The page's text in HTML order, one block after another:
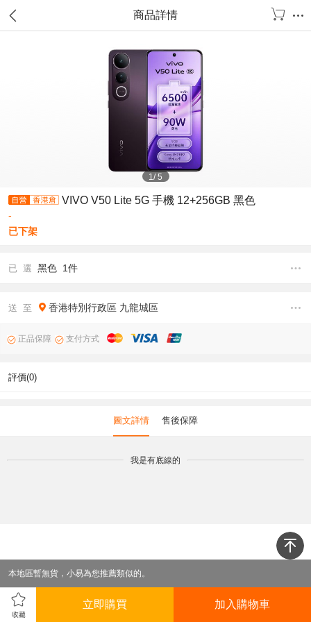
商品詳情
1/5
VIVO V50 Lite 5G 手機 12+256GB 黑色
-
已下架
已 選 黑色 1件
送 至 香港特別行政區 九龍城區
正品保障 支付方式
評價(0)
圖文詳情 售後保障
我是有底線的
本地區暫無貨，小易為您推薦類似的。
立即購買 加入購物車